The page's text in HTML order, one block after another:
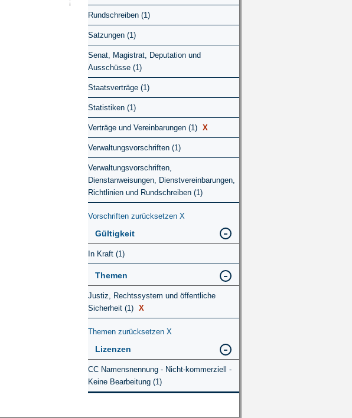
Rundschreiben (1)
Satzungen (1)
Senat, Magistrat, Deputation und
Ausschüsse (1)
Staatsverträge (1)
Statistiken (1)
Verträge und Vereinbarungen (1) X
Verwaltungsvorschriften (1)
Verwaltungsvorschriften,
Dienstanweisungen, Dienstvereinbarungen,
Richtlinien und Rundschreiben (1)
Vorschriften zurücksetzen X
Gültigkeit
In Kraft (1)
Themen
Justiz, Rechtssystem und öffentliche
Sicherheit (1) X
Themen zurücksetzen X
Lizenzen
CC Namensnennung - Nicht-kommerziell -
Keine Bearbeitung (1)